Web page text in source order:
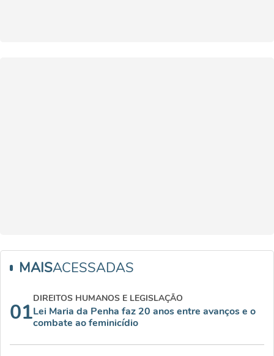
MAISACESSADAS
01
DIREITOS HUMANOS E LEGISLAÇÃO
Lei Maria da Penha faz 20 anos entre avanços e o
combate ao feminicídio